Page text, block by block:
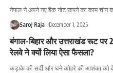
नेपाल ने अपने नए बैंक नोट छापने का काम चीन
Saroj Raja December 1, 2025
बंगाल-बिहार और उत्तराखंड रूट
रेलवे ने क्यों लिया ऐसा फैसला?
कड़ाके की सर्दी और घने कोहरे की आशंका को